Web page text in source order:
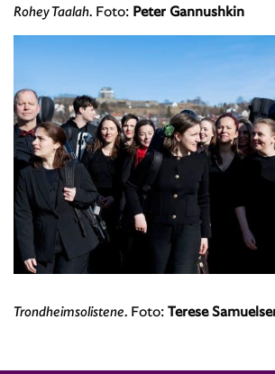
Rohey Taalah. Foto: Peter Gannushkin
Trondheimsolistene. Foto: Terese